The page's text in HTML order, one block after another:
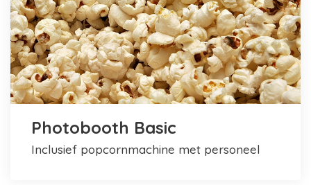
Photobooth Basic
inclusief popcornmachine met personeel